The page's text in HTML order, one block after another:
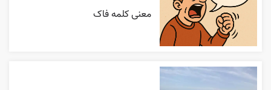
معنی کلمه فاک